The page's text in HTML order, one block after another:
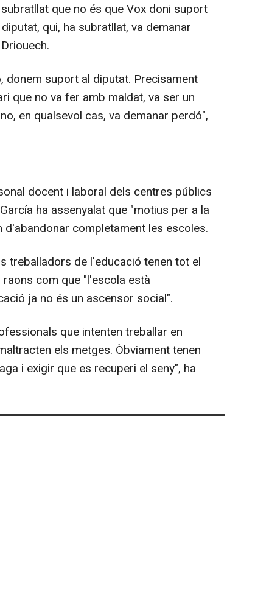
que no és que Vox doni suport
qui, ha subratllat, va demanar
donem suport al diputat. Precisament
que no va fer amb maldat, va ser un
en qualsevol cas, va demanar perdó",
docent i laboral dels centres públics
ha assenyalat que "motius per a la
d'abandonar completament les escoles.
treballadors de l'educació tenen tot el
com que "l'escola està
ja no és un ascensor social".
que intenten treballar en
els metges. Òbviament tenen
i exigir que es recuperi el seny", ha